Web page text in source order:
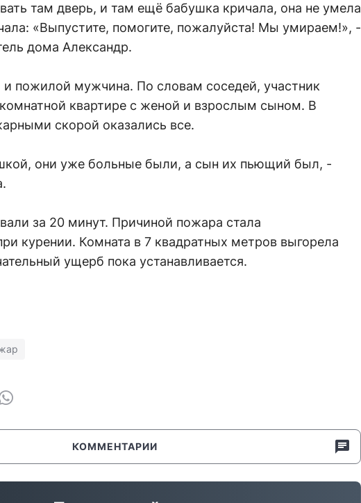
там дверь, и там ещё бабушка кричала, она не умела
«Выпустите, помогите, пожалуйста! Мы умираем!», -
дома Александр.
пожилой мужчина. По словам соседей, участник
квартире с женой и взрослым сыном. В
скорой оказались все.
они уже больные были, а сын их пьющий был, -
за 20 минут. Причиной пожара стала
курении. Комната в 7 квадратных метров выгорела
ущерб пока устанавливается.
КОММЕНТАРИИ